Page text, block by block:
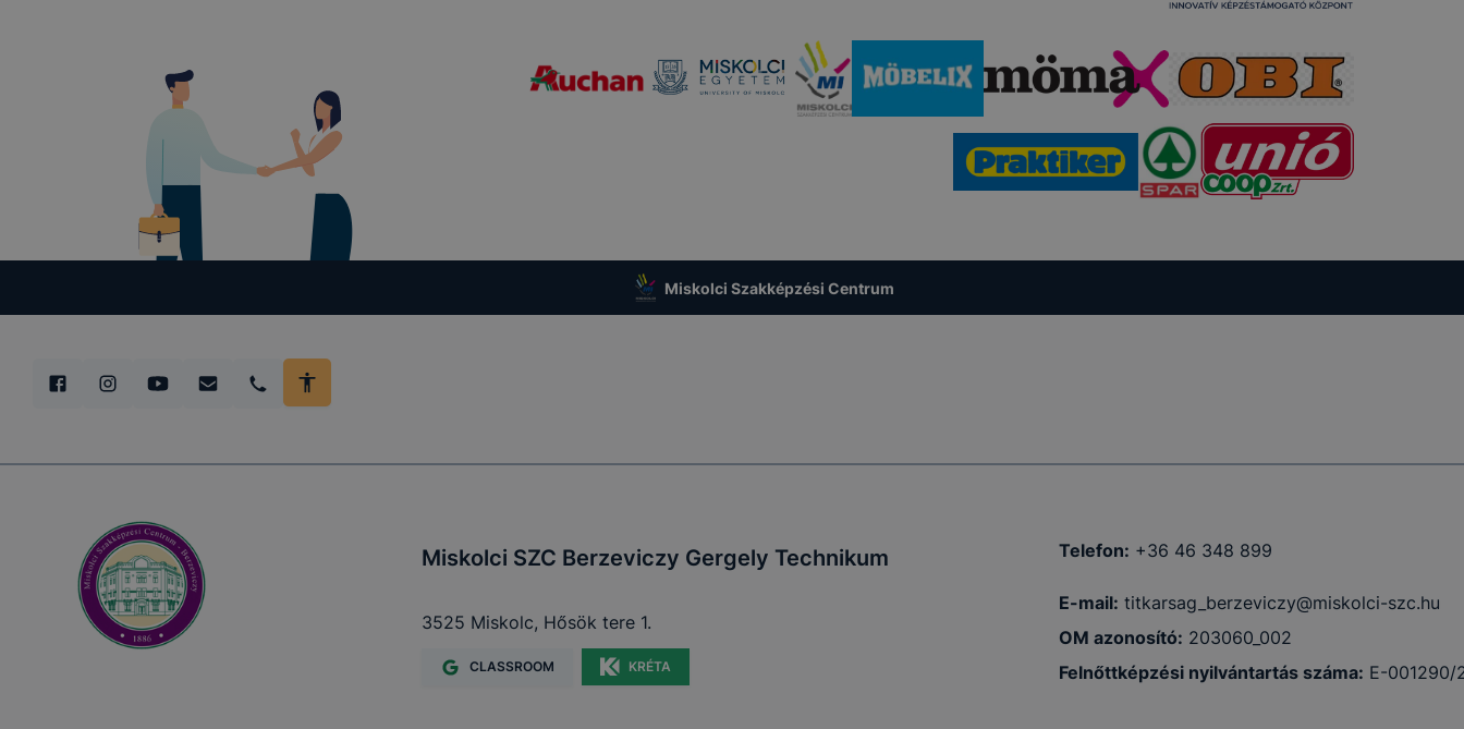
Miskolci Szakképzési Centrum
Miskolci SZC Berzeviczy Gergely Technikum
3525 Miskolc, Hősök tere 1.
CLASSROOM KRÉTA
Telefon: +36 46 348 899
E-mail: titkarsag_berzeviczy@miskolci-szc.hu
OM azonosító: 203060_002
Felnőttképzési nyilvántartás száma: E-001290/